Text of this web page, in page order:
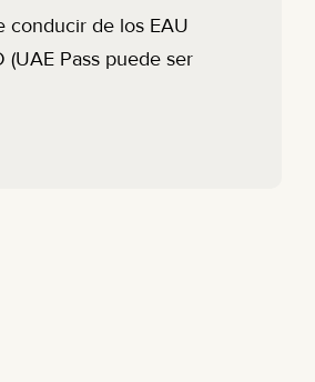
conducir de los EAU
(UAE Pass puede ser